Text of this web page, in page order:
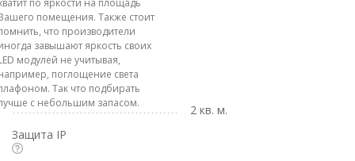
по яркости на площадь
помещения. Также стоит
что производители
завышают яркость своих
модулей не учитывая,
поглощение света
Так что подбирать
с небольшим запасом.
2 кв. м.
Защита IP